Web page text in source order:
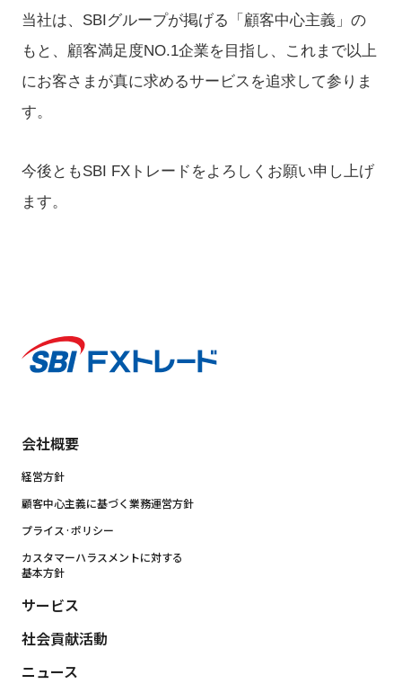
当社は、SBIグループが掲げる「顧客中心主義」の
もと、顧客満足度NO.1企業を目指し、これまで以上
にお客さまが真に求めるサービスを追求して参りま
す。
今後ともSBI FXトレードをよろしくお願い申し上げ
ます。
会社概要
経営方針
顧客中心主義に基づく業務運営方針
プライス·ポリシー
カスタマーハラスメントに対する
基本方針
サービス
社会貢献活動
ニュース